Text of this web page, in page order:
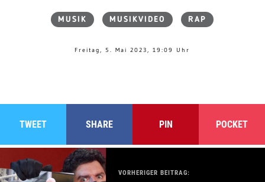
MUSIK MUSIKVIDEO RAP
Freitag, 5. Mai 2023, 19:09 Uhr
TWEET SHARE PIN POCKET
VORHERIGER BEITRAG: